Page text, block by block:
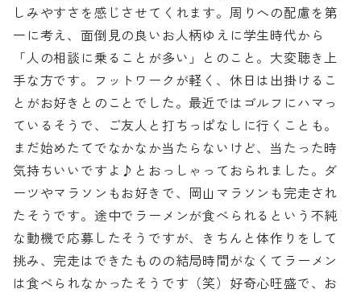
しみやすさを感じさせてくれます。周りへの配慮を第
一に考え、面倒見の良いお人柄ゆえに学生時代から
「人の相談に乗ることが多い」とのこと。大変聴き上
手な方です。フットワークが軽く、休日は出掛けるこ
とがお好きとのことでした。最近ではゴルフにハマっ
ているそうで、ご友人と打ちっぱなしに行くことも。
まだ始めたてでなかなか当たらないけど、当たった時
気持ちいいですよ♪とおっしゃっておられました。ダ
ーツやマラソンもお好きで、岡山マラソンも完走され
たそうです。途中でラーメンが食べられるという不純
な動機で応募したそうですが、きちんと体作りをして
挑み、完走はできたものの結局時間がなくてラーメン
は食べられなかったそうです（笑）好奇心旺盛で、お